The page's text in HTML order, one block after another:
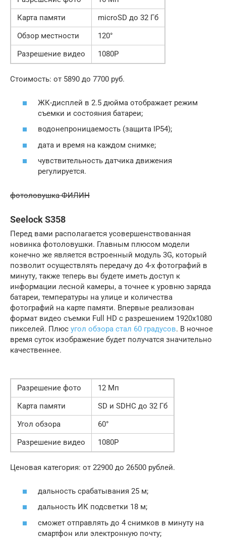
Карта памяти
microSD до 32 Гб
Обзор местности
120°
Разрешение видео
1080P
Стоимость: от 5890 до 7700 руб.
ЖК-дисплей в 2.5 дюйма отображает режим
съемки и состояния батареи;
водонепроницаемость (защита IP54);
дата и время на каждом снимке;
чувствительность датчика движения
регулируется.
фотоловушка ФИЛИН
Seelock S358
Перед вами располагается усовершенствованная
новинка фотоловушки. Главным плюсом модели
конечно же является встроенный модуль 3G, который
позволит осуществлять передачу до 4-х фотографий в
минуту, также теперь вы будете иметь доступ к
информации лесной камеры, а точнее к уровню заряда
батареи, температуры на улице и количества
фотографий на карте памяти. Впервые реализован
формат видео съемки Full HD с разрешением 1920х1080
пикселей. Плюс угол обзора стал 60 градусов. В ночное
время суток изображение будет получатся значительно
качественнее.
Разрешение фото
12 Мп
Карта памяти
SD и SDHC до 32 Гб
Угол обзора
60°
Разрешение видео
1080P
Ценовая категория: от 22900 до 26500 рублей.
дальность срабатывания 25 м;
дальность ИК подсветки 18 м;
сможет отправлять до 4 снимков в минуту на
смартфон или электронную почту;